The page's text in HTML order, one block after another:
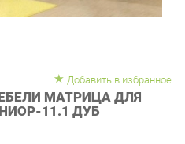
МАТРИЦА ДЛЯ
11.1 ДУБ